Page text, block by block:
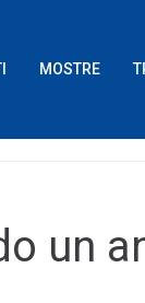
MOSTRE
un